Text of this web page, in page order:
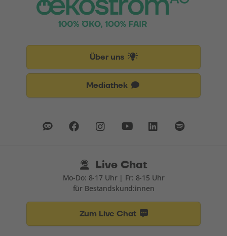
Über uns
Mediathek
Live Chat
Mo-Do: 8-17 Uhr | Fr: 8-15 Uhr
für Bestandskund:innen
Zum Live Chat